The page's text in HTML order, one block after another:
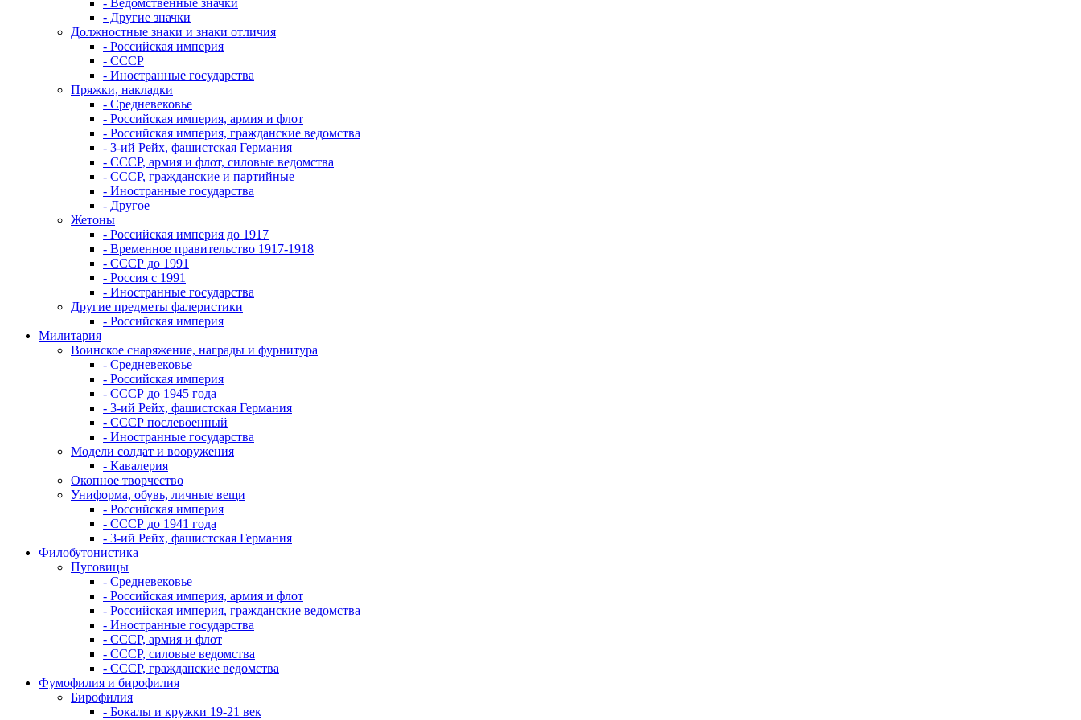
- Ведомственные значки
- Другие значки
Должностные знаки и знаки отличия
- Российская империя
- СССР
- Иностранные государства
Пряжки, накладки
- Средневековье
- Российская империя, армия и флот
- Российская империя, гражданские ведомства
- 3-ий Рейх, фашистская Германия
- СССР, армия и флот, силовые ведомства
- СССР, гражданские и партийные
- Иностранные государства
- Другое
Жетоны
- Российская империя до 1917
- Временное правительство 1917-1918
- СССР до 1991
- Россия с 1991
- Иностранные государства
Другие предметы фалеристики
- Российская империя
Милитария
Воинское снаряжение, награды и фурнитура
- Средневековье
- Российская империя
- СССР до 1945 года
- 3-ий Рейх, фашистская Германия
- СССР послевоенный
- Иностранные государства
Модели солдат и вооружения
- Кавалерия
Окопное творчество
Униформа, обувь, личные вещи
- Российская империя
- СССР до 1941 года
- 3-ий Рейх, фашистская Германия
Филобутонистика
Пуговицы
- Средневековье
- Российская империя, армия и флот
- Российская империя, гражданские ведомства
- Иностранные государства
- СССР, армия и флот
- СССР, силовые ведомства
- СССР, гражданские ведомства
Фумофилия и бирофилия
Бирофилия
- Бокалы и кружки 19-21 век